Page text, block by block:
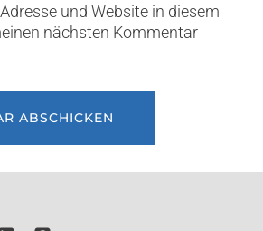
und Website in diesem
nächsten Kommentar